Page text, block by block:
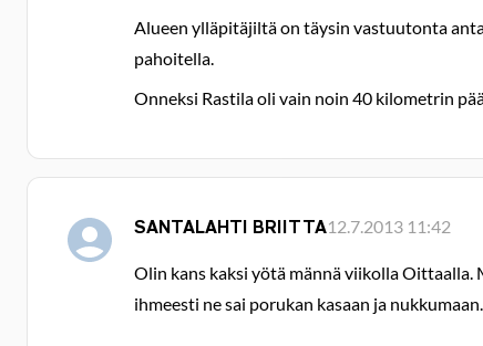
Alueen ylläpitäjiltä on täysin vastuutonta
pahoitella.
Onneksi Rastila oli vain noin 40 kilometrin
SANTALAHTI BRIITTA12.7.2013 11:42
Olin kans kaksi yötä männä viikolla
ihmeesti ne sai porukan kasaan ja